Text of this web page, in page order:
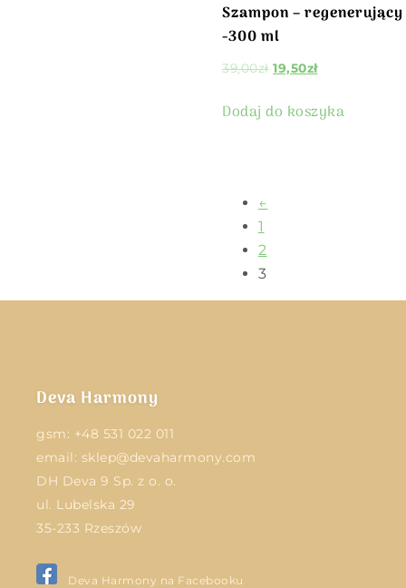
Szampon – regenerujący
-300 ml
39,00zł 19,50zł
Dodaj do koszyka
←
1
2
3
Deva Harmony
gsm: +48 531 022 011
email: sklep@devaharmony.com
DH Deva 9 Sp. z o. o.
ul. Lubelska 29
35-233 Rzeszów
Deva Harmony na Facebooku